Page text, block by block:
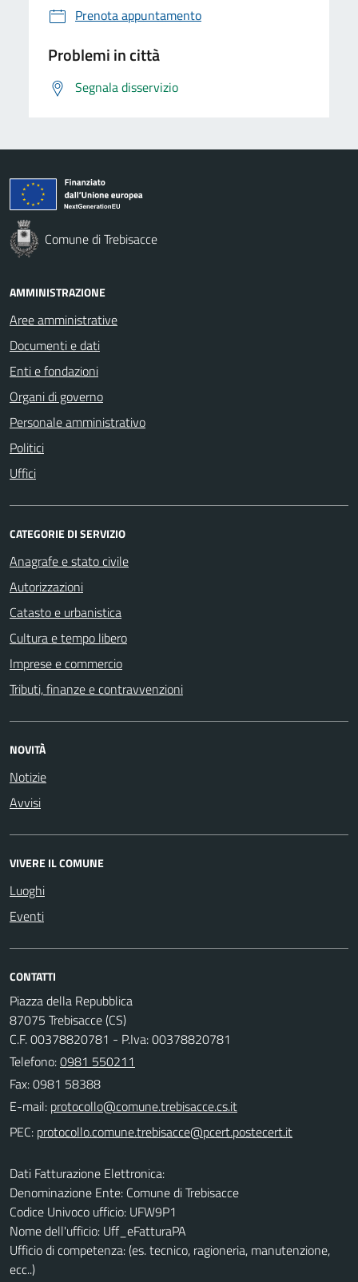
Prenota appuntamento
Problemi in città
Segnala disservizio
Comune di Trebisacce
AMMINISTRAZIONE
Aree amministrative
Documenti e dati
Enti e fondazioni
Organi di governo
Personale amministrativo
Politici
Uffici
CATEGORIE DI SERVIZIO
Anagrafe e stato civile
Autorizzazioni
Catasto e urbanistica
Cultura e tempo libero
Imprese e commercio
Tributi, finanze e contravvenzioni
NOVITÀ
Notizie
Avvisi
VIVERE IL COMUNE
Luoghi
Eventi
CONTATTI
Piazza della Repubblica
87075 Trebisacce (CS)
C.F. 00378820781 - P.Iva: 00378820781
Telefono:0981 550211
Fax: 0981 58388
E-mail:
PEC:
Dati Fatturazione Elettronica:
Denominazione Ente: Comune di Trebisacce
Codice Univoco ufficio: UFW9P1
Nome dell'ufficio: Uff_eFatturaPA
Ufficio di competenza: (es. tecnico, ragioneria, manutenzione,
ecc..)